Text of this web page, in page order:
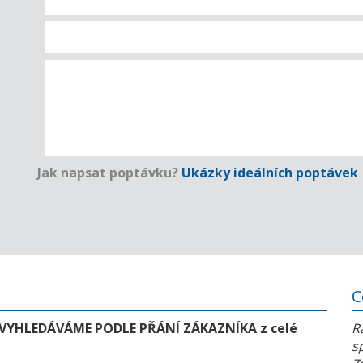
Jak napsat poptávku? Ukázky ideálních poptávek
PODLE PŘÁNÍ ZÁKAZNÍKA z celé